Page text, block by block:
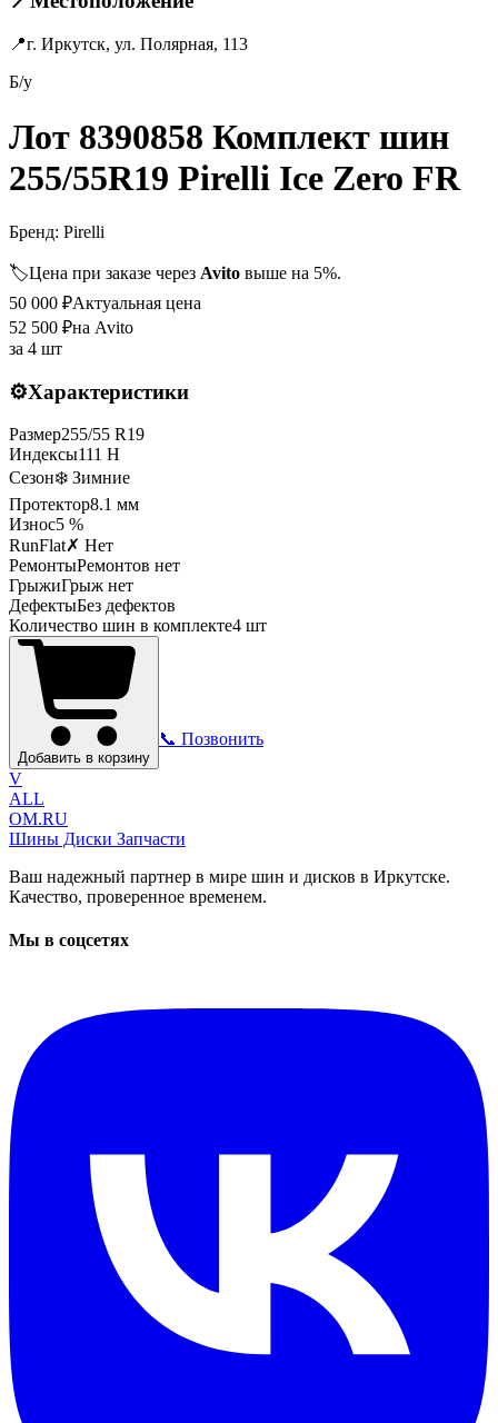
📍г. Иркутск, ул. Полярная, 113
Б/у
Лот 8390858 Комплект шин
255/55R19 Pirelli Ice Zero FR
Бренд: Pirelli
🏷️Цена при заказе через Avito выше на 5%.
50 000 ₽Актуальная цена
52 500 ₽на Avito
за 4 шт
⚙️Характеристики
Размер255/55 R19
Индексы111 H
Сезон❄️ Зимние
Протектор8.1 мм
Износ5 %
RunFlat✗ Нет
РемонтыРемонтов нет
ГрыжиГрыж нет
ДефектыБез дефектов
Количество шин в комплекте4 шт
Добавить в корзину
📞 Позвонить
V
ALL
OM.RU
Шины Диски Запчасти
Ваш надежный партнер в мире шин и дисков в Иркутске.
Качество, проверенное временем.
Мы в соцсетях